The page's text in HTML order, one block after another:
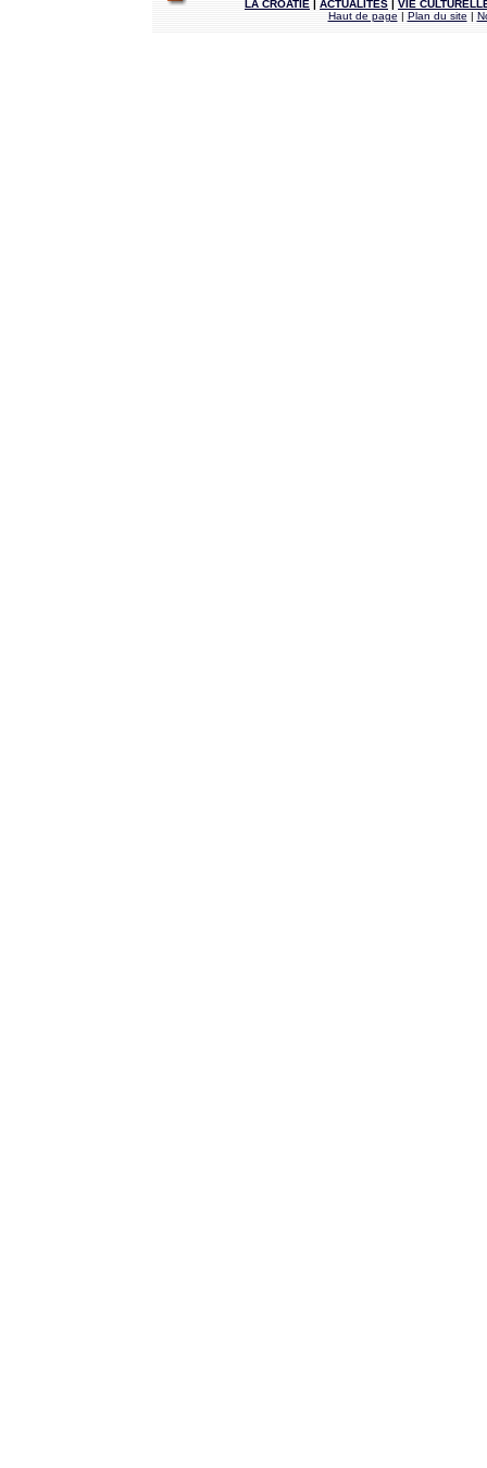
LA CROATIE ACTUALITÉS
VIE
Haut de page| Plan du site|